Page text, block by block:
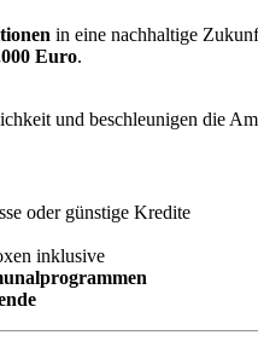
in eine nachhaltige
Euro.
und beschleunigen die
oder günstige Kredite
inklusive